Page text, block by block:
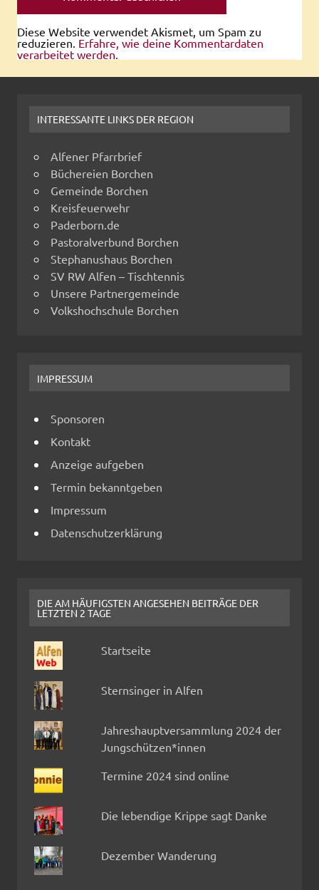
Diese Website verwendet Akismet, um Spam zu
reduzieren. Erfahre, wie deine Kommentardaten
verarbeitet werden.
INTERESSANTE LINKS DER REGION
Alfener Pfarrbrief
Büchereien Borchen
Gemeinde Borchen
Kreisfeuerwehr
Paderborn.de
Pastoralverbund Borchen
Stephanushaus Borchen
SV RW Alfen – Tischtennis
Unsere Partnergemeinde
Volkshochschule Borchen
IMPRESSUM
Sponsoren
Kontakt
Anzeige aufgeben
Termin bekanntgeben
Impressum
Datenschutzerklärung
DIE AM HÄUFIGSTEN ANGESEHEN BEITRÄGE DER
LETZTEN 2 TAGE
Startseite
Sternsinger in Alfen
Jahreshauptversammlung 2024 der
Jungschützen*innen
Termine 2024 sind online
Die lebendige Krippe sagt Danke
Dezember Wanderung